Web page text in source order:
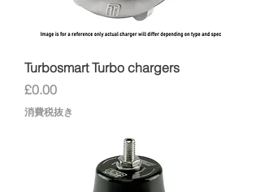
Turbosmart Turbo chargers
価格
£0.00
消費税抜き